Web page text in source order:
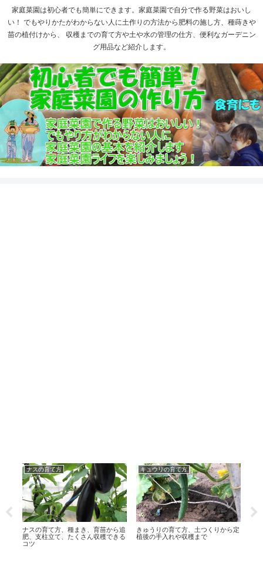
家庭菜園は初心者でも簡単にできます。家庭菜園で自分で作る野菜はおいし
い！ でもやりかたがわからない人に土作りの方法から肥料の施し方、種蒔きや
苗の植付けから、 収穫までの育て方や土や水の管理の仕方、便利なガーデニン
グ用品など紹介します。
ナスの育て方
ナスの育て方、種まき、育苗から追
肥、支柱立て、たくさん収穫できる
コツ
キュウリの育て方
きゅうりの育て方、土つくりから定
植後の手入れや収穫まで